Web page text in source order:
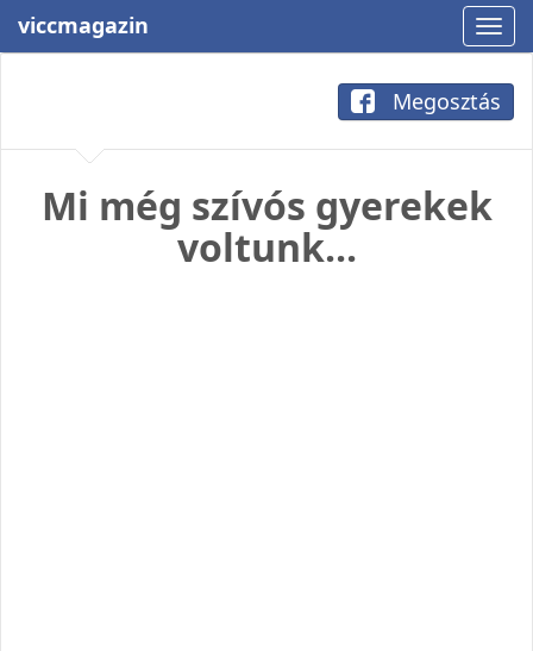
viccmagazin
Megosztás
Mi még szívós gyerekek
voltunk...